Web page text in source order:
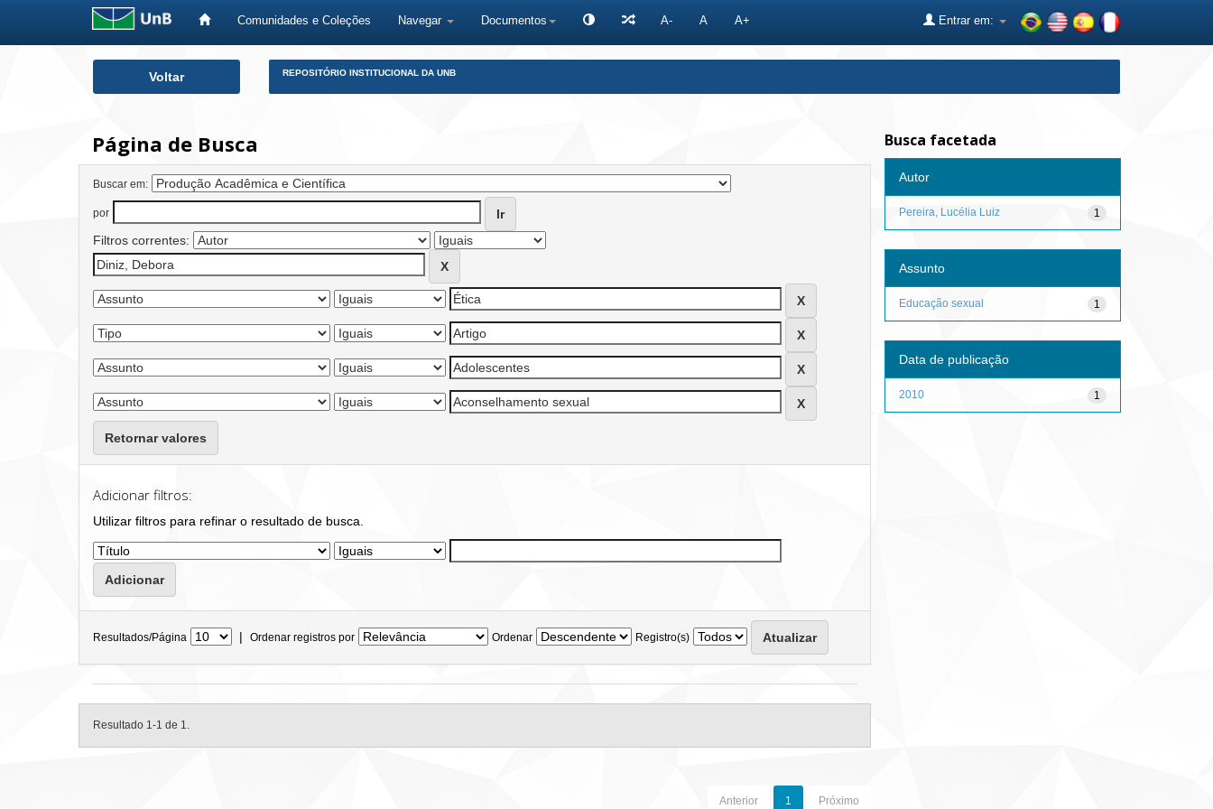
Comunidades e Coleções Navegar Documentos A- A A+ Entrar em:
Voltar REPOSITÓRIO INSTITUCIONAL DA UNB
Página de Busca
Buscar em:
por
Filtros correntes:
Retornar valores
Adicionar filtros:
Utilizar filtros para refinar o resultado de busca.
Resultados/Página | Ordenar registros por Ordenar Registro(s)
Resultado 1-1 de 1.
Anterior 1 Próximo
Busca facetada
Autor
1
Pereira, Lucélia Luiz
Assunto
1
Educação sexual
Data de publicação
1
2010